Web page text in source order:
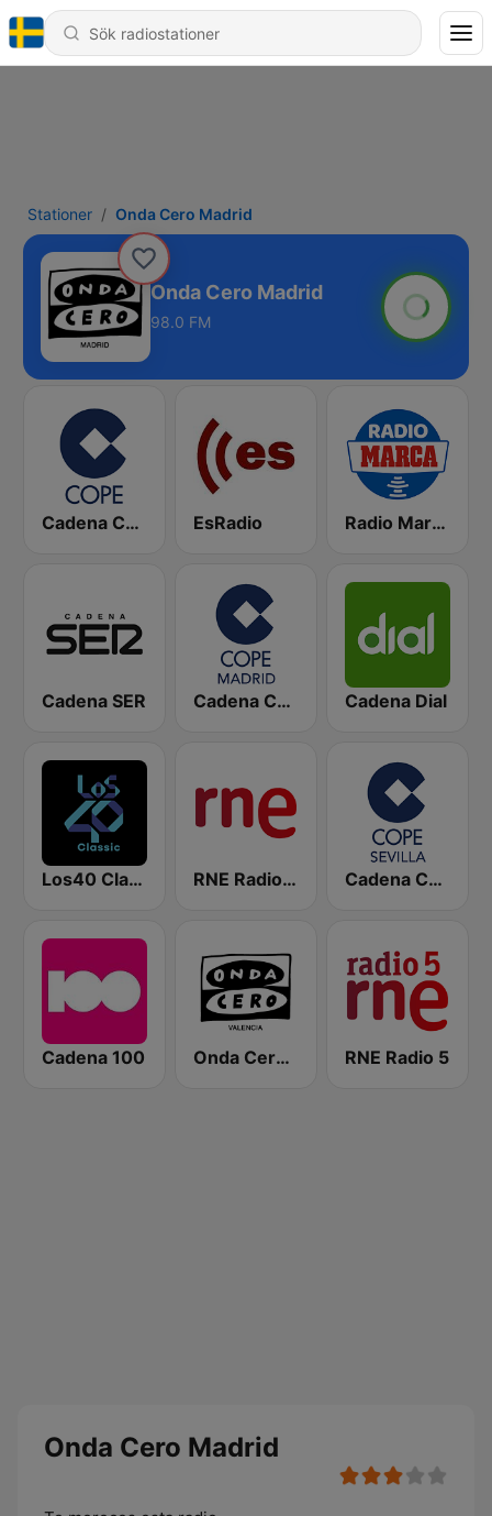
Stationer Onda Cero Madrid
Onda Cero Madrid
98.0 FM
Cadena COPE EsRadio Radio Marca Nacional
Cadena SER Cadena COPE Madrid Cadena Dial
Los40 Classic RNE Radio Nacional Cadena COPE Sevilla
Cadena 100 Onda Cero Valencia RNE Radio 5
Onda Cero Madrid